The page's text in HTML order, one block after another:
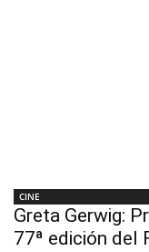
CINE
Greta Gerwig:
77ª edición del